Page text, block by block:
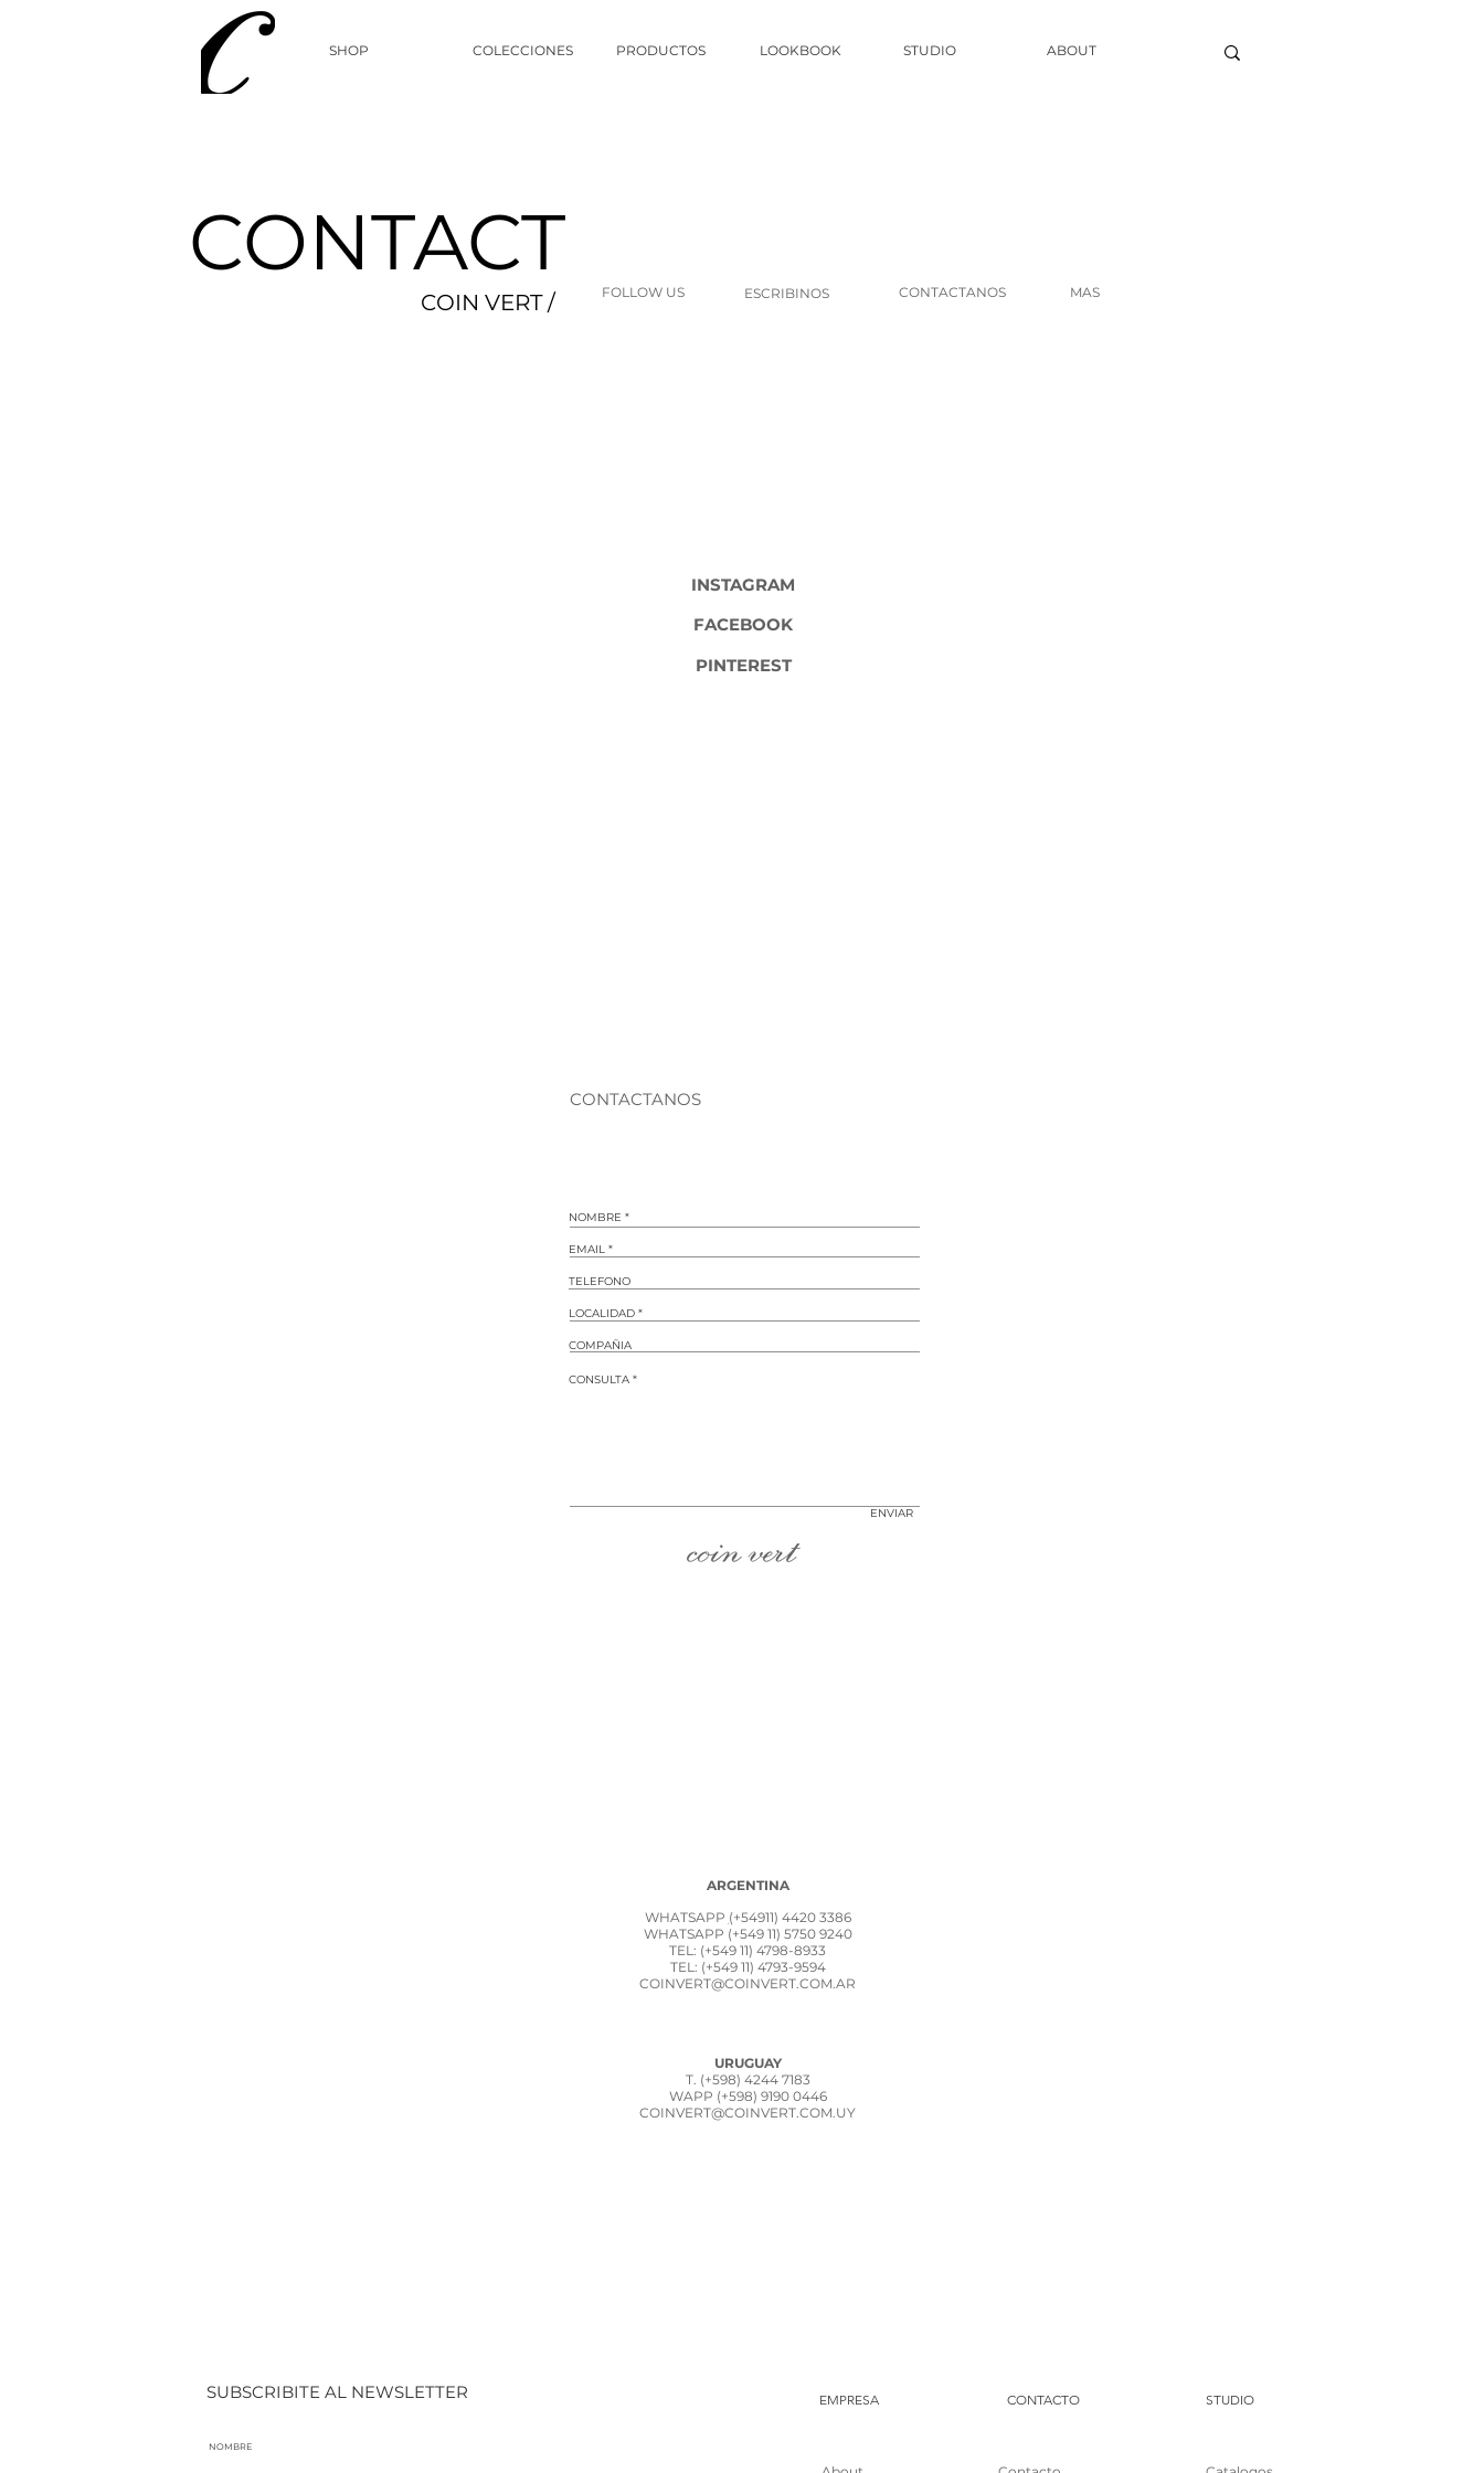
SHOP COLECCIONES PRODUCTOS LOOKBOOK STUDIO ABOUT
CONTACT
FOLLOW US CONTACTANOS MAS
COIN VERT / ESCRIBINOS
INSTAGRAM
PINTEREST
FACEBOOK
CONTACTANOS
ENVIAR
ARGENTINA
WHATSAPP (+54911) 4420 3386
WHATSAPP (+549 11) 5750 9240
TEL: (+549 11) 4798-8933
TEL: (+549 11) 4793-9594
COINVERT@COINVERT.COM.AR
URUGUAY
T. (+598) 4244 7183
WAPP (+598) 9190 0446
COINVERT@COINVERT.COM.UY
SUBSCRIBITE AL NEWSLETTER
NOMBRE
EMPRESA CONTACTO STUDIO